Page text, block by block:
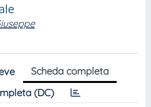
Scheda completa
(DC)